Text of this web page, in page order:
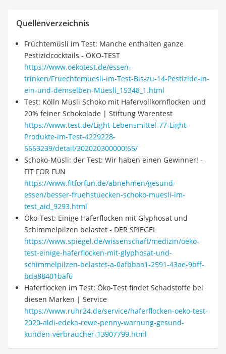
Quellenverzeichnis
Früchtemüsli im Test: Manche enthalten ganze
Pestizidcocktails - ÖKO-TEST
https://www.oekotest.de/essen-
trinken/Fruechtemuesli-im-Test-Bis-zu-14-Pestizide-in-
ein-und-demselben-Muesli_15348_1.html
Test: Kölln Müsli Schoko mit Hafervollkornflocken und
20% feiner Schokolade | Stiftung Warentest
https://www.test.de/Light-Lebensmittel-77-Light-
Produkte-im-Test-4229228-
5553239/detail/302020300000!65/
Schoko-Müsli: der Test: Wir haben einen Gewinner! -
FIT FOR FUN
https://www.fitforfun.de/abnehmen/gesund-
essen/besser-fruehstuecken-schoko-muesli-im-
test_aid_9293.html
Öko-Test: Einige Haferflocken mit Glyphosat und
Schimmelpilzen belastet - DER SPIEGEL
https://www.spiegel.de/wissenschaft/medizin/oeko-
test-einige-haferflocken-mit-glyphosat-und-
schimmelpilzen-belastet-a-0afbbaa1-2591-43ae-9bff-
bda88401baf6
Haferflocken im Test: Öko-Test findet Schadstoffe bei
diesen Marken | Service
https://www.ruhr24.de/service/haferflocken-oeko-test-
2020-aldi-edeka-rewe-penny-warnung-gesund-
kunden-verbraucher-13907799.html